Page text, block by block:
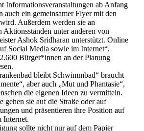
Informationsveranstaltungen ab Anfang
auch ein gemeinsamer Flyer mit den
Außerdem werden sie an
Aktionsständen unter anderen von
Ashok Sridharan unterstützt. Online
Social Media sowie im Internet“.
Bürger*innen an der Planung
bleibt Schwimmbad“ braucht
aber auch „Mut und Phantasie“,
die eigenen Ideen zu vermitteln.
gehen sie auf die Straße oder auf
und präsentieren ihre Position auf
Internet.
sollte nicht nur auf dem Papier